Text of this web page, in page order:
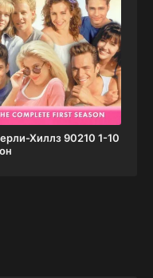
Хиллз 90210 1-10